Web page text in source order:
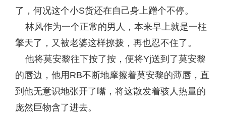
了，何况这个小S货还在自己身上蹭个不停。
林风作为一个正常的男人，本来早上就是一柱
擎天了，又被老婆这样撩拨，再也忍不住了。
他将莫安黎往下按了按，便将Yj送到了莫安黎
的唇边，他用RB不断地摩擦着莫安黎的薄唇，直
到他无意识地张开了嘴，将这散发着骇人热量的
庞然巨物含了进去。